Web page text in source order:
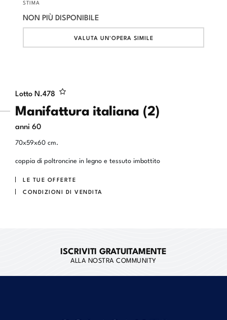
Lotto N.478
Manifattura italiana (2)
anni 60
70x59x60 cm.
coppia di poltroncine in legno e tessuto imbottito
LE TUE OFFERTE
CONDIZIONI DI VENDITA
STIMA
NON PIÙ DISPONIBILE
VALUTA UN'OPERA SIMILE
ISCRIVITI GRATUITAMENTE
ALLA NOSTRA COMMUNITY